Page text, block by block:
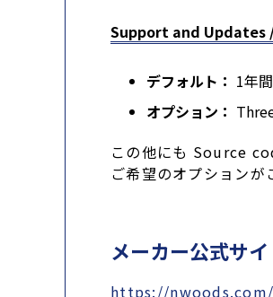
Support and Updates /
デフォルト： 1年間
オプション：
この他にも Source
ご希望のオプションが
メーカー公式サイ
https://nwoods.com/